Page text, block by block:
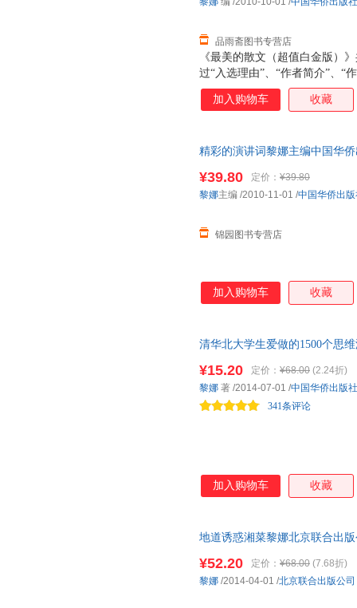
《最美的散文（超值白金版）
过“入选理由”、“作者简介”、“
确、透彻地把握作品的思想内
品雨斋图书专营店
加入购物车 收藏
精彩的演讲词黎娜主编中国华
¥39.80 定价： ¥39.80
锦园图书专营店
黎娜主编 /2010-11-01 /中国华侨出
加入购物车 收藏
清华北大学生爱做的1500个思
¥15.20 定价： ¥68.00 (2.24折)
341条评论
黎娜 著 /2014-07-01 /中国华侨出版社
加入购物车 收藏
地道诱惑湘菜黎娜北京联合出
¥52.20 定价： ¥68.00 (7.68折)
黎娜 /2014-04-01 /北京联合出版公司